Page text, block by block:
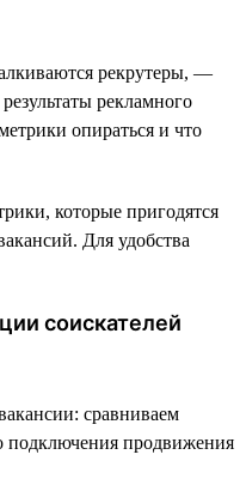
рекрутеры, —
рекламного
опираться и что
которые пригодятся
Для удобства
соискателей
сравниваем
подключения продвижения